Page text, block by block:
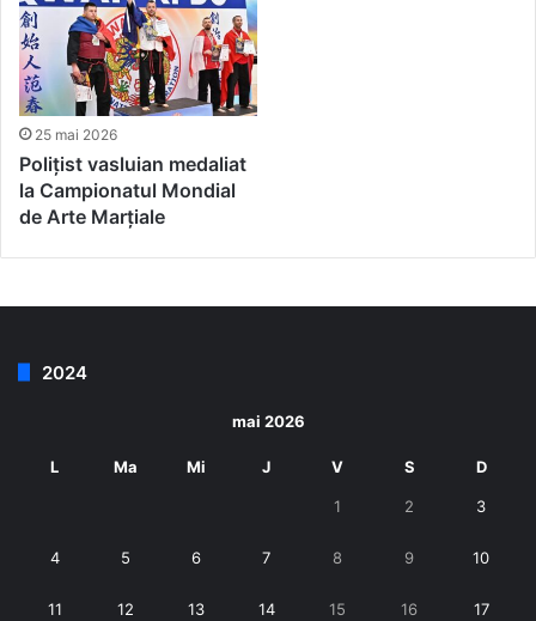
25 mai 2026
Polițist vasluian medaliat
la Campionatul Mondial
de Arte Marțiale
2024
mai 2026
L Ma Mi J V S D
1 2 3
4 5 6 7 8 9 10
11 12 13 14 15 16 17